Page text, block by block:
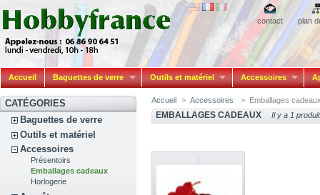
contact plan
Accueil Baguettes de verre Outils et matériel Accessoires
CATÉGORIES
Baguettes de verre
Outils et matériel
Accessoires
Présentoirs
Emballages cadeaux
Horlogerie
Accueil > Accessoires > Emballages
EMBALLAGES CADEAUX Il y a 1